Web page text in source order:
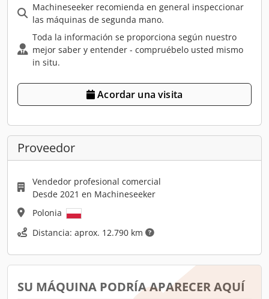
Machineseeker recomienda en general inspeccionar
las máquinas de segunda mano.
Toda la información se proporciona según nuestro
mejor saber y entender - compruébelo usted mismo
in situ.
Acordar una visita
Proveedor
Vendedor profesional comercial
Desde 2021 en Machineseeker
Polonia
Distancia: aprox. 12.790 km
SU MÁQUINA PODRÍA APARECER AQUÍ